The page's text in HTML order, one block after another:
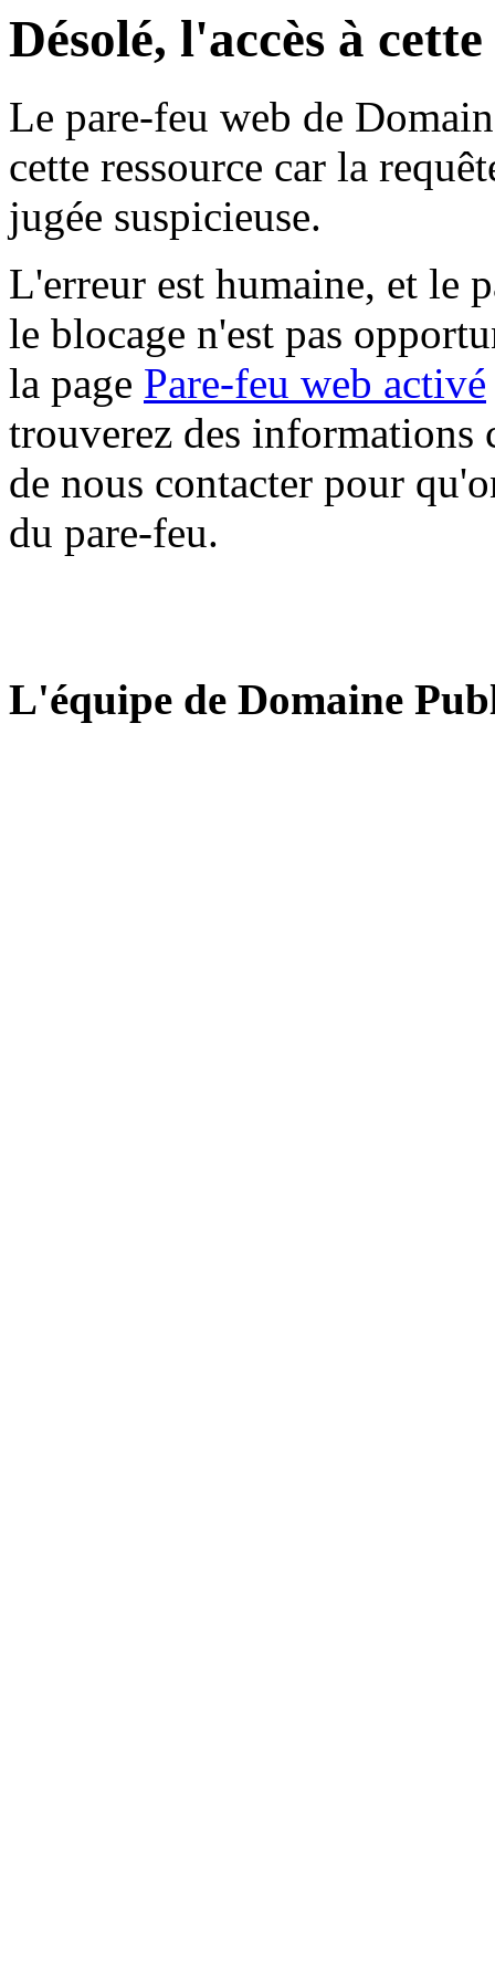
Désolé, l'accès à
Le pare-feu web de
cette ressource car la
jugée suspicieuse.
L'erreur est humaine, et le
le blocage n'est pas
la page Pare-feu web activé
trouverez des informations
de nous contacter pour
du pare-feu.
L'équipe de Domaine